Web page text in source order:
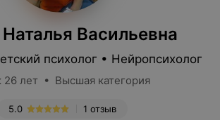
Васильевна
психолог • Нейропсихолог
26 лет • Высшая категория
1 отзыв
5.0